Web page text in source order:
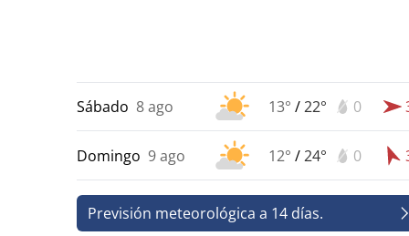
Sábado 8 ago 13° /22° 0
Domingo 9 ago 12° /24° 0
Previsión meteorológica a 14 días.